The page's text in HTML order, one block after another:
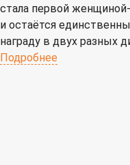
стала первой
и остаётся
награду в двух разных
Подробнее